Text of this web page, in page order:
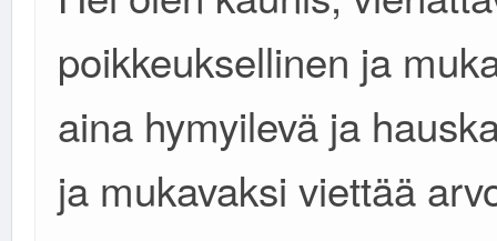
poikkeuksellinen ja
aina hymyilevä ja
ja mukavaksi viettää